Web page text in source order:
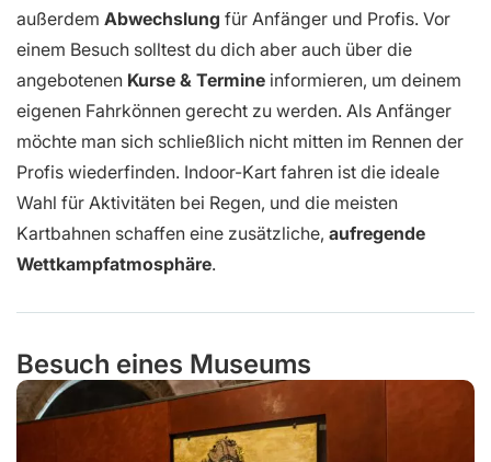
außerdem Abwechslung für Anfänger und Profis. Vor
einem Besuch solltest du dich aber auch über die
angebotenen Kurse & Termine informieren, um deinem
eigenen Fahrkönnen gerecht zu werden. Als Anfänger
möchte man sich schließlich nicht mitten im Rennen der
Profis wiederfinden. Indoor-Kart fahren ist die ideale
Wahl für Aktivitäten bei Regen, und die meisten
Kartbahnen schaffen eine zusätzliche, aufregende
Wettkampfatmosphäre.
Besuch eines Museums